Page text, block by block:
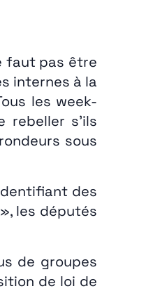
faut pas être
internes à la
les week-
s’ils
sous
des
les députés
de groupes
de loi de